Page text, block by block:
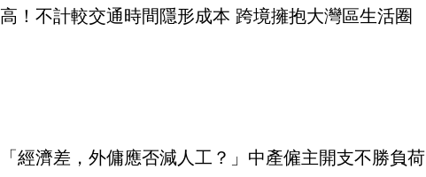
高！不計較交通時間隱形成本 跨境擁抱大灣區生活圈
「經濟差，外傭應否減人工？」中產僱主開支不勝負荷